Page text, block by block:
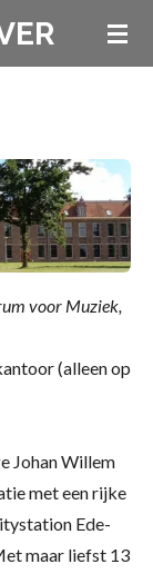
voor Muziek,
(alleen op
Johan Willem
met een rijke
Ede-
maar liefst 13